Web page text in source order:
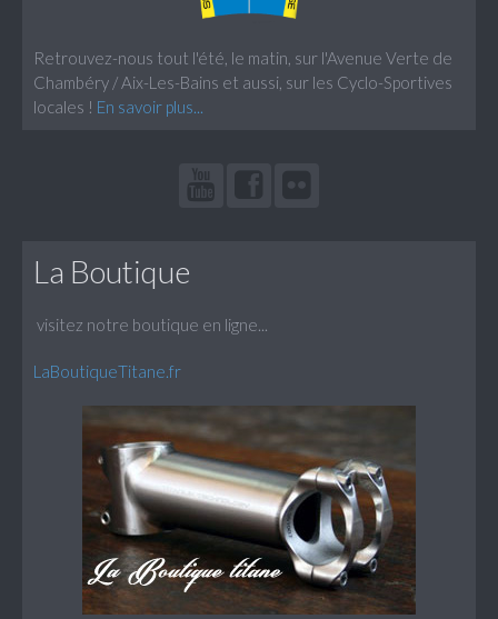
Retrouvez-nous tout l'été, le matin, sur l'Avenue Verte de
Chambéry / Aix-Les-Bains et aussi, sur les Cyclo-Sportives
locales ! En savoir plus...
La Boutique
visitez notre boutique en ligne...
LaBoutiqueTitane.fr